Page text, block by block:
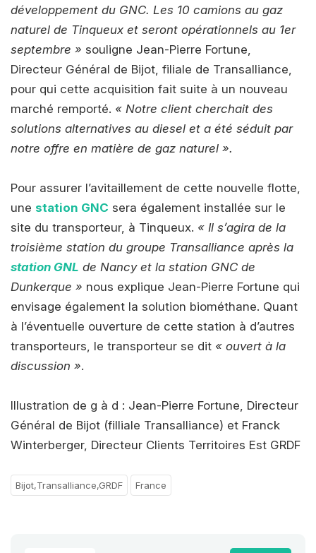
développement du GNC. Les 10 camions au gaz
naturel de Tinqueux et seront opérationnels au 1er
septembre » souligne Jean-Pierre Fortune,
Directeur Général de Bijot, filiale de Transalliance,
pour qui cette acquisition fait suite à un nouveau
marché remporté. « Notre client cherchait des
solutions alternatives au diesel et a été séduit par
notre offre en matière de gaz naturel ».
Pour assurer l’avitaillement de cette nouvelle flotte,
une station GNC sera également installée sur le
site du transporteur, à Tinqueux. « Il s’agira de la
troisième station du groupe Transalliance après la
station GNL de Nancy et la station GNC de
Dunkerque » nous explique Jean-Pierre Fortune qui
envisage également la solution biométhane. Quant
à l’éventuelle ouverture de cette station à d’autres
transporteurs, le transporteur se dit « ouvert à la
discussion ».
Illustration de g à d : Jean-Pierre Fortune, Directeur
Général de Bijot (filliale Transalliance) et Franck
Winterberger, Directeur Clients Territoires Est GRDF
Bijot,Transalliance,GRDF France